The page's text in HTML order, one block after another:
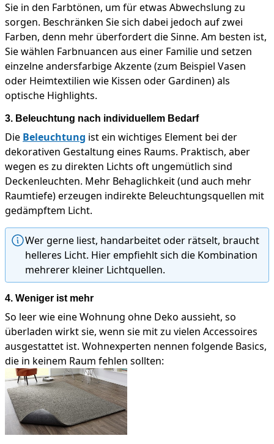
Sie in den Farbtönen, um für etwas Abwechslung zu
sorgen. Beschränken Sie sich dabei jedoch auf zwei
Farben, denn mehr überfordert die Sinne. Am besten ist,
Sie wählen Farbnuancen aus einer Familie und setzen
einzelne andersfarbige Akzente (zum Beispiel Vasen
oder Heimtextilien wie Kissen oder Gardinen) als
optische Highlights.
3. Beleuchtung nach individuellem Bedarf
Die Beleuchtung ist ein wichtiges Element bei der
dekorativen Gestaltung eines Raums. Praktisch, aber
wegen es zu direkten Lichts oft ungemütlich sind
Deckenleuchten. Mehr Behaglichkeit (und auch mehr
Raumtiefe) erzeugen indirekte Beleuchtungsquellen mit
gedämpftem Licht.
Wer gerne liest, handarbeitet oder rätselt, braucht
helleres Licht. Hier empfiehlt sich die Kombination
mehrerer kleiner Lichtquellen.
4. Weniger ist mehr
So leer wie eine Wohnung ohne Deko aussieht, so
überladen wirkt sie, wenn sie mit zu vielen Accessoires
ausgestattet ist. Wohnexperten nennen folgende Basics,
die in keinem Raum fehlen sollten: